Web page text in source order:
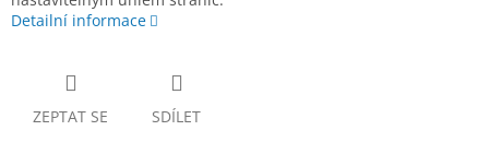
Detailní informace
ZEPTAT SE SDÍLET